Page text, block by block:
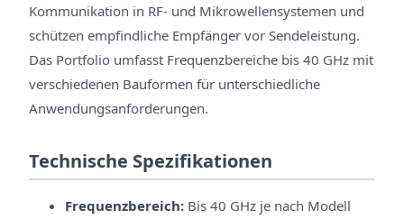
Kommunikation in RF- und Mikrowellensystemen und
schützen empfindliche Empfänger vor Sendeleistung.
Das Portfolio umfasst Frequenzbereiche bis 40 GHz mit
verschiedenen Bauformen für unterschiedliche
Anwendungsanforderungen.
Technische Spezifikationen
Frequenzbereich: Bis 40 GHz je nach Modell